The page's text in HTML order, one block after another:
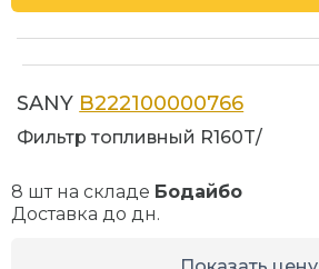
SANY B222100000766
Фильтр топливный R160T/
8 шт на складе Бодайбо
Доставка додн.